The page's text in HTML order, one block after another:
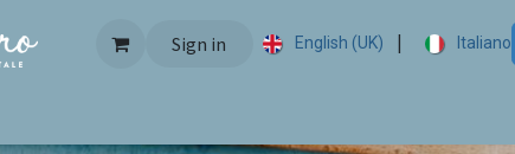
Sign in English (UK) | Italiano